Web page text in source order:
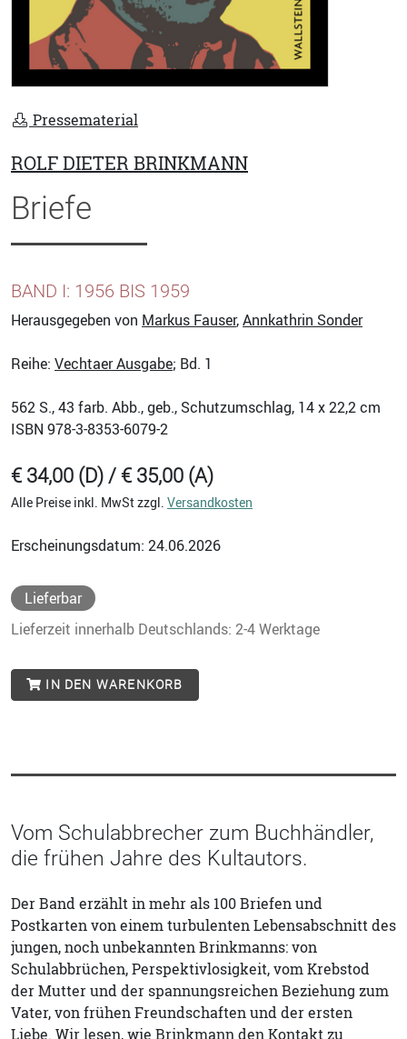
Pressematerial
ROLF DIETER BRINKMANN
Briefe
BAND I: 1956 BIS 1959
Herausgegeben von Markus Fauser,Annkathrin Sonder
Reihe: Vechtaer Ausgabe; Bd. 1
562 S., 43 farb. Abb., geb., Schutzumschlag, 14 x 22,2 cm
ISBN 978-3-8353-6079-2
€ 34,00 (D) / € 35,00 (A)
Alle Preise inkl. MwSt zzgl. Versandkosten
Erscheinungsdatum: 24.06.2026
Lieferbar
Lieferzeit innerhalb Deutschlands: 2-4 Werktage
IN DEN WARENKORB
Vom Schulabbrecher zum Buchhändler,
die frühen Jahre des Kultautors.
Der Band erzählt in mehr als 100 Briefen und
Postkarten von einem turbulenten Lebensabschnitt des
jungen, noch unbekannten Brinkmanns: von
Schulabbrüchen, Perspektivlosigkeit, vom Krebstod
der Mutter und der spannungsreichen Beziehung zum
Vater, von frühen Freundschaften und der ersten
Liebe. Wir lesen, wie Brinkmann den Kontakt zu